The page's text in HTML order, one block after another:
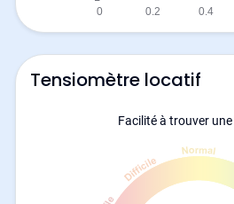
Tensiomètre locatif
Facilité à trouver